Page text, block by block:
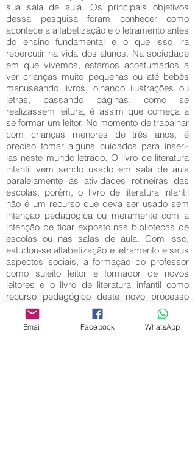
sua sala de aula. Os principais objetivos
dessa pesquisa foram conhecer como
acontece a alfabetização e o letramento antes
do ensino fundamental e o que isso ira
repercutir na vida dos alunos. Na sociedade
em que vivemos, estamos acostumados a
ver crianças muito pequenas ou até bebês
manuseando livros, olhando ilustrações ou
letras, passando páginas, como se
realizassem leitura, é assim que começa a
se formar um leitor. No momento de trabalhar
com crianças menores de três anos, é
preciso tomar alguns cuidados para inseri-
las neste mundo letrado. O livro de literatura
infantil vem sendo usado em sala de aula
paralelamente às atividades rotineiras das
escolas, porém, o livro de literatura infantil
não é um recurso que deva ser usado sem
intenção pedagógica ou meramente com a
intenção de ficar exposto nas bibliotecas de
escolas ou nas salas de aula. Com isso,
estudou-se alfabetização e letramento e seus
aspectos sociais, a formação do professor
como sujeito leitor e formador de novos
leitores e o livro de literatura infantil como
recurso pedagógico deste novo processo
que estimula a contextualização, a
imaginação e a criatividade dos educandos
no início de escolarização.
Email Facebook WhatsApp